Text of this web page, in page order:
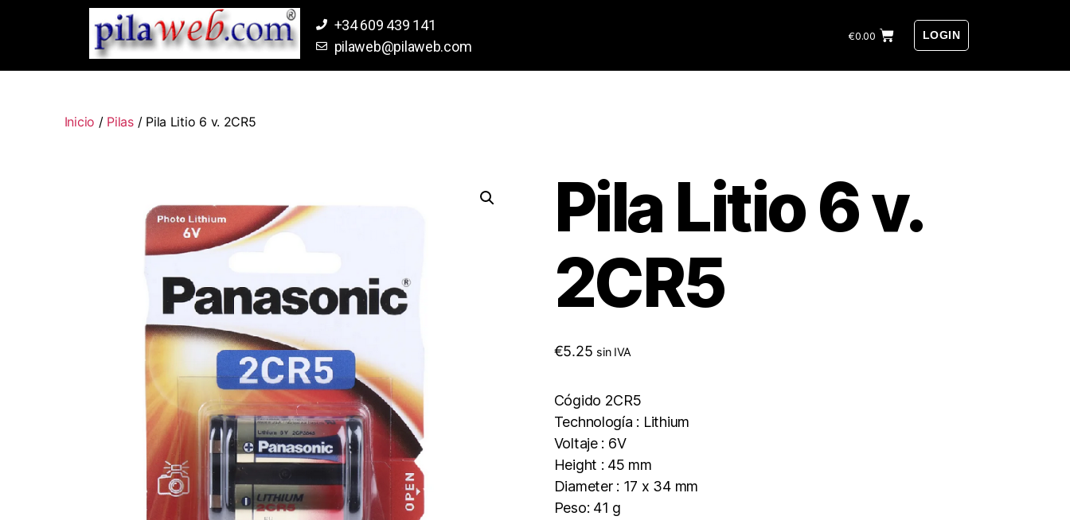
+34 609 439 141
pilaweb@pilaweb.com
€0.00 LOGIN
Inicio / Pilas/ Pila Litio 6 v. 2CR5
Pila Litio 6 v.
2CR5
€5.25 sin IVA
Cógido 2CR5
Technología : Lithium
Voltaje : 6V
Height : 45 mm
Diameter : 17 x 34 mm
Peso: 41 g